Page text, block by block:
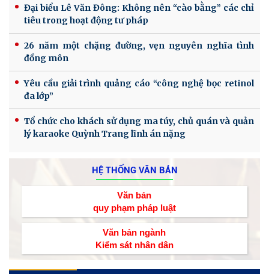
Đại biểu Lê Văn Đông: Không nên “cào bằng” các chỉ
tiêu trong hoạt động tư pháp
26 năm một chặng đường, vẹn nguyên nghĩa tình
đồng môn
Yêu cầu giải trình quảng cáo “công nghệ bọc retinol
đa lớp”
Tổ chức cho khách sử dụng ma túy, chủ quán và quản
lý karaoke Quỳnh Trang lĩnh án nặng
HỆ THỐNG VĂN BẢN
Văn bản
quy phạm pháp luật
Văn bản ngành
Kiểm sát nhân dân